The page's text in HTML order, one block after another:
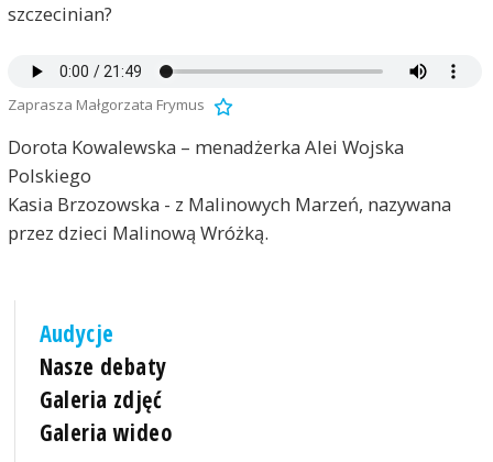
szczecinian?
Zaprasza Małgorzata Frymus
Dorota Kowalewska – menadżerka Alei Wojska
Polskiego
Kasia Brzozowska - z Malinowych Marzeń, nazywana
przez dzieci Malinową Wróżką.
Audycje
Nasze debaty
Galeria zdjęć
Galeria wideo